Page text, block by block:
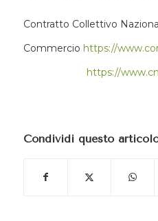
Contratto Collettivo
Commercio https://
https://www.cnel.it/
Condividi questo